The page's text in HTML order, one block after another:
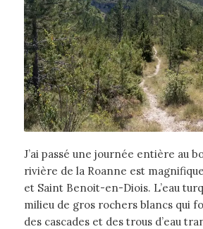
J’ai passé une journée entière au
rivière de la Roanne est
et Saint Benoit-en-Diois. L’eau
milieu de gros rochers blancs qui
des cascades et des trous d’eau